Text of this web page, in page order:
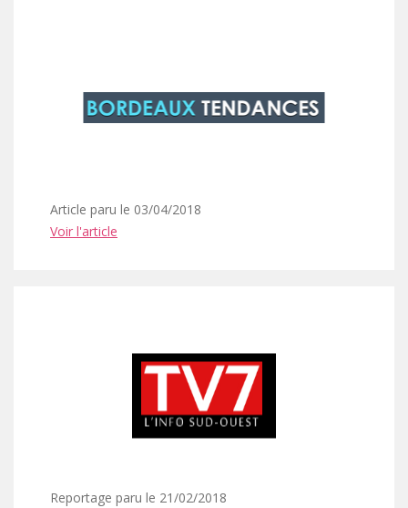
Article paru le 03/04/2018
Voir l'article
Reportage paru le 21/02/2018